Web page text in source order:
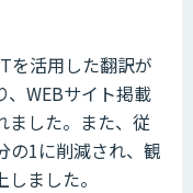
を活用した翻訳が
、WEBサイト掲載
ました。また、従
の1に削減され、観
ました。